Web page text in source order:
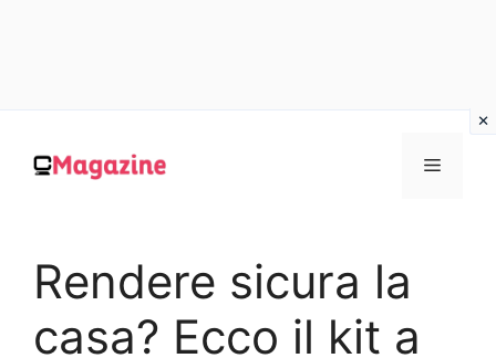
contenuto
MENU
Rendere sicura la
casa? Ecco il kit a